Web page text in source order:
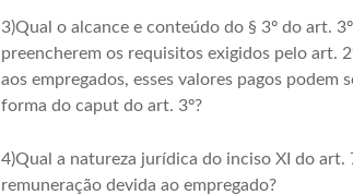
3)Qual o alcance e conteúdo do § 3º do art.
preencherem os requisitos exigidos pelo art.
aos empregados, esses valores pagos
forma do caput do art. 3º?
4)Qual a natureza jurídica do inciso XI do art.
remuneração devida ao empregado?